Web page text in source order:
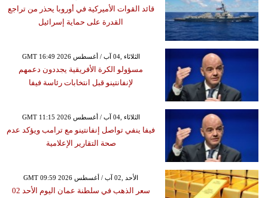
قائد القوات الأميركية في أوروبا يحذر من تراجع
القدرة على حماية إسرائيل
GMT 16:49 2026 الثلاثاء ,04 آب / أغسطس
مسؤولو الكرة الأفريقية يجددون دعمهم
لإنفانتينو قبل انتخابات رئاسة فيفا
GMT 11:15 2026 الثلاثاء ,04 آب / أغسطس
فيفا ينفي تواصل إنفانتينو مع ترامب ويؤكد عدم
صحة التقارير الإعلامية
GMT 09:59 2026 الأحد ,02 آب / أغسطس
سعر الذهب في سلطنة عمان اليوم الأحد 02